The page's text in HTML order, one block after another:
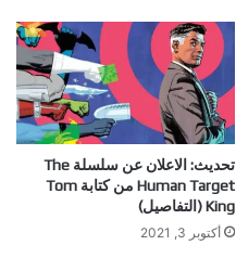
تحديث: الاعلان عن سلسلة The
Human Target من كتابة Tom
King (التفاصيل)
أكتوبر 3, 2021